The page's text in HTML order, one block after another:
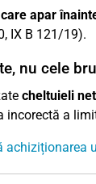
apar
IX B 121/19).
nu cele
cheltuieli
incorectă a
achiziționarea